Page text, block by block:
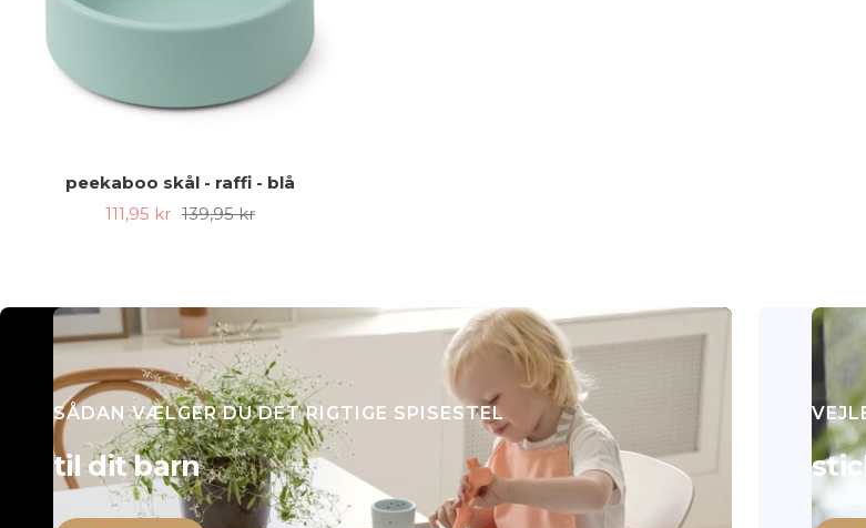
peekaboo skål - raffi - blå
Udsalgspris
111,95 kr Almindelig
139,95 kr
SÅDAN VÆLGER DU DET RIGTIGE SPISESTEL
til dit barn